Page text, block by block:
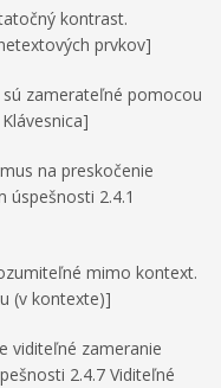
kontrast.
prvkov]
zamerateľné pomocou
na preskočenie
úspešnosti 2.4.1
mimo kontext.
(v kontexte)]
viditeľné zameranie
2.4.7 Viditeľné